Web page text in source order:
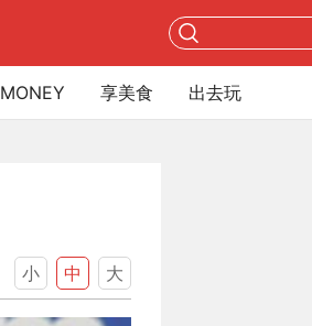
MONEY 享美食 出去玩
小 中 大